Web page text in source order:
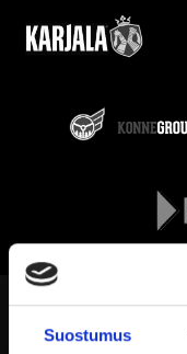
Suostumus